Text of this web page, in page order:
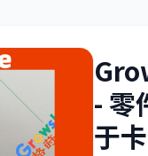
- 零
于